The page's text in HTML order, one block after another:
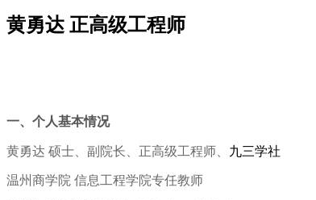
黄勇达 正高级工程师
一、个人基本情况
黄勇达 硕士、 副院长 正高级工程师 九三学社
温州商学院 信息工程学院专任教师